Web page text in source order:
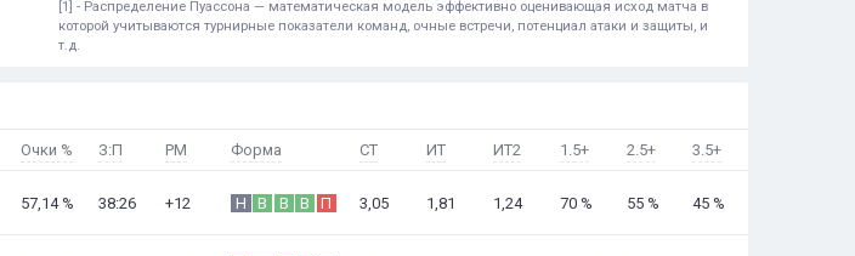
[1] - Распределение Пуассона — математическая модель эффективно оценивающая исход матча в
которой учитываются турнирные показатели команд, очные встречи, потенциал атаки и защиты, и
т.д.
Очки % З:П РМ Форма СТ ИТ ИТ2 1.5+ 2.5+ 3.5+
57,14 % 38:26 +12 Н В В В П 3,05 1,81 1,24 70 % 55 % 45 %